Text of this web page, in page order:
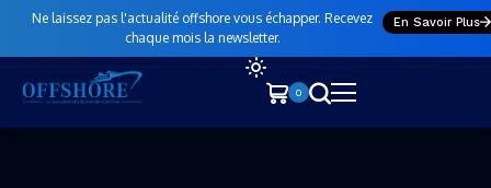
Ne laissez pas l'actualité offshore vous échapper. Recevez
chaque mois la newsletter.
En Savoir Plus
0